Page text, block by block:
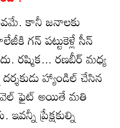
కానీ జనాలకు
గన్‌ పట్టుకెళ్లే సీన్‌
రష్మిక... రణబీర్‌ మధ్య
హ్యాండిల్‌ చేసిన
ఫైట్‌ అయితే మతి
ప్రేక్షకుల్ని